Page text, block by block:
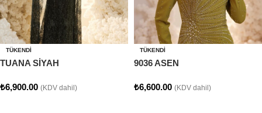
TÜKENDI
TUANA SİYAH
₺6,900.00 (KDV dahil)
TÜKENDI
9036 ASEN
₺6,600.00 (KDV dahil)